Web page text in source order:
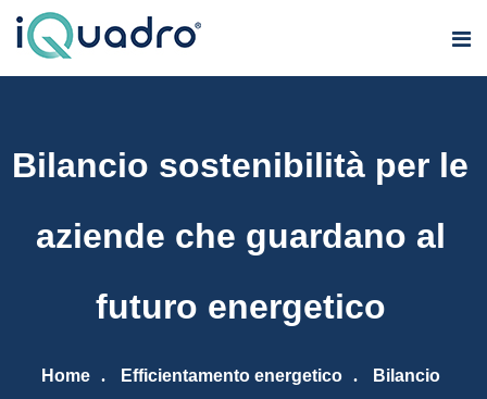
Bilancio sostenibilità per le
aziende che guardano al
futuro energetico
Home Efficientamento energetico
Bilancio